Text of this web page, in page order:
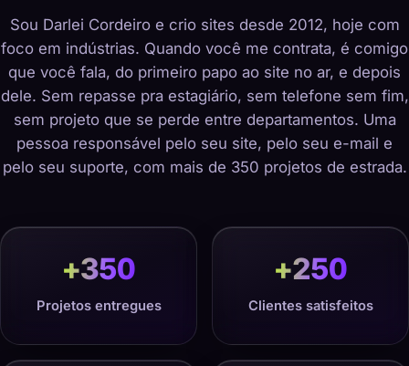
Sou Darlei Cordeiro e crio sites desde 2012, hoje com
foco em indústrias. Quando você me contrata, é comigo
que você fala, do primeiro papo ao site no ar, e depois
dele. Sem repasse pra estagiário, sem telefone sem fim,
sem projeto que se perde entre departamentos. Uma
pessoa responsável pelo seu site, pelo seu e-mail e
pelo seu suporte, com mais de 350 projetos de estrada.
+350
Projetos entregues
+250
Clientes satisfeitos